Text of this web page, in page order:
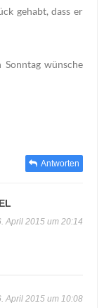
gehabt, dass er
wünsche
Antworten
April 2015 um 20:14
April 2015 um 10:08